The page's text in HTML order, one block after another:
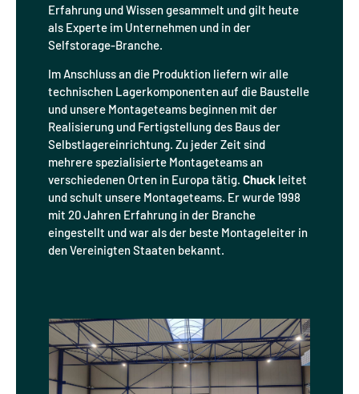
Erfahrung und Wissen gesammelt und gilt heute
als Experte im Unternehmen und in der
Selfstorage-Branche.
Im Anschluss an die Produktion liefern wir alle
technischen Lagerkomponenten auf die Baustelle
und unsere Montageteams beginnen mit der
Realisierung und Fertigstellung des Baus der
Selbstlagereinrichtung. Zu jeder Zeit sind
mehrere spezialisierte Montageteams an
verschiedenen Orten in Europa tätig. Chuck leitet
und schult unsere Montageteams. Er wurde 1998
mit 20 Jahren Erfahrung in der Branche
eingestellt und war als der beste Montageleiter in
den Vereinigten Staaten bekannt.